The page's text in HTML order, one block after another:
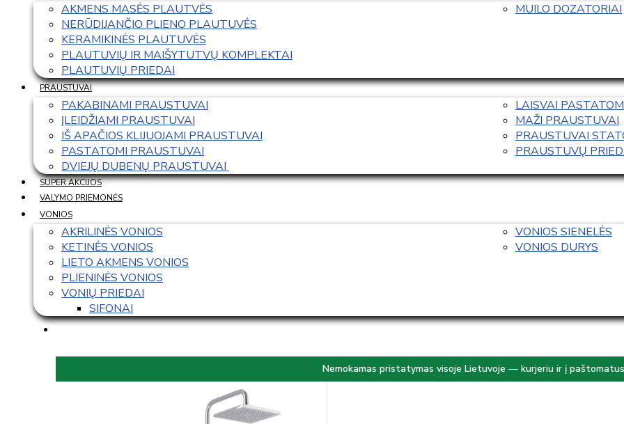
AKMENS MASĖS PLAUTVĖS
NERŪDIJANČIO PLIENO PLAUTUVĖS
KERAMIKINĖS PLAUTUVĖS
PLAUTUVIŲ IR MAIŠYTUTVŲ KOMPLEKTAI
PLAUTUVIŲ PRIEDAI
MUILO DOZATORIAI
PRAUSTUVAI
PAKABINAMI PRAUSTUVAI
ĮLEIDŽIAMI PRAUSTUVAI
IŠ APAČIOS KLIJUOJAMI PRAUSTUVAI
PASTATOMI PRAUSTUVAI
DVIEJŲ DUBENŲ PRAUSTUVAI
LAISVAI
MAŽI PRAUSTUVAI
PRAUSTUVAI
PRAUSTUVŲ
SUPER AKCIJOS
VALYMO PRIEMONĖS
VONIOS
AKRILINĖS VONIOS
KETINĖS VONIOS
LIETO AKMENS VONIOS
PLIENINĖS VONIOS
VONIŲ PRIEDAI
SIFONAI
VONIOS SIENELĖS
VONIOS DURYS
Nemokamas pristatymas visoje Lietuvoje — kurjeriu ir į paštomatus